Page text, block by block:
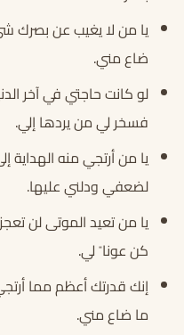
يا من لا يغيب عن بصرك
ضاع مني.
لو كانت حاجتي في آخر
فسخر لي من يردها إلي.
يا من أرتجي منه
لضعفي ودلني عليها.
يا من تعيد الموتى لن
كن عونا ً لي.
إنك قدرتك أعظم مما
ما ضاع مني.